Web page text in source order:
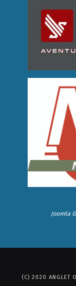
Joomla
(C) 2020 ANGLET